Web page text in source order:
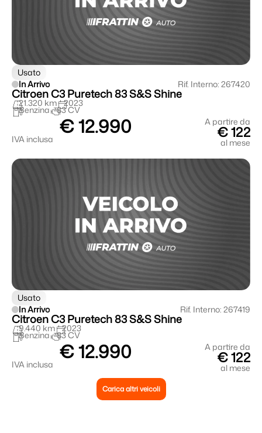
Usato
In Arrivo
Rif. Interno: 267420
Citroen C3 Puretech 83 S&S Shine
21.320 km 2023
Benzina 83 CV
€ 12.990
IVA inclusa
A partire da
€ 122
al mese
Usato
In Arrivo
Rif. Interno: 267419
Citroen C3 Puretech 83 S&S Shine
9.440 km 2023
Benzina 83 CV
€ 12.990
IVA inclusa
A partire da
€ 122
al mese
Carica altri veicoli